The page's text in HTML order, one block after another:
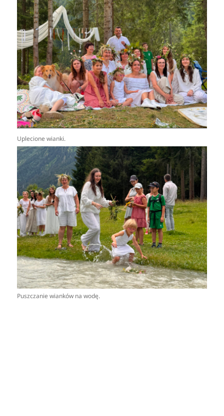
Uplecione wianki.
Puszczanie wianków na wodę.